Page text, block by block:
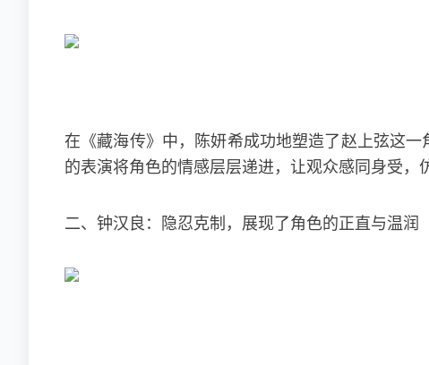
在《藏海传》中，陈妍希成功地塑造了赵上弦这
的表演将角色的情感层层递进，让观众感同身受，
二、钟汉良：隐忍克制，展现了角色的正直与温润